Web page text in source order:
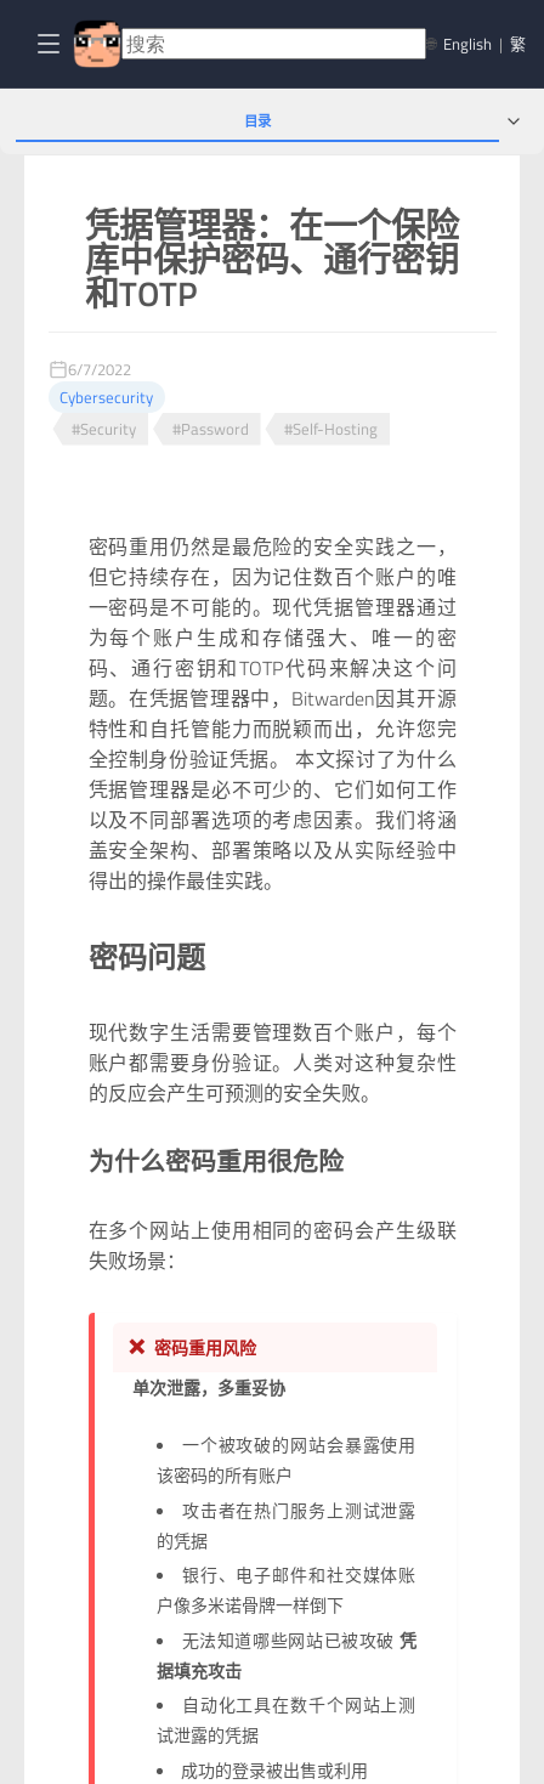
🌐 English | 繁
凭据管理器：在一个保险
库中保护密码、通行密钥
和TOTP
6/7/2022
Cybersecurity
#Security
#Password #Self-Hosting
目录
密码重用仍然是最危险的安全实践之一，
但它持续存在，因为记住数百个账户的唯
一密码是不可能的。现代凭据管理器通过
为每个账户生成和存储强大、唯一的密
码、通行密钥和TOTP代码来解决这个问
题。在凭据管理器中，Bitwarden因其开源
特性和自托管能力而脱颖而出，允许您完
全控制身份验证凭据。 本文探讨了为什么
凭据管理器是必不可少的、它们如何工作
以及不同部署选项的考虑因素。我们将涵
盖安全架构、部署策略以及从实际经验中
得出的操作最佳实践。
密码问题
现代数字生活需要管理数百个账户，每个
账户都需要身份验证。人类对这种复杂性
的反应会产生可预测的安全失败。
为什么密码重用很危险
在多个网站上使用相同的密码会产生级联
失败场景：
❌ 密码重用风险
单次泄露，多重妥协
一个被攻破的网站会暴露使用
该密码的所有账户
攻击者在热门服务上测试泄露
的凭据
银行、电子邮件和社交媒体账
户像多米诺骨牌一样倒下
无法知道哪些网站已被攻破 凭
据填充攻击
自动化工具在数千个网站上测
试泄露的凭据
成功的登录被出售或利用